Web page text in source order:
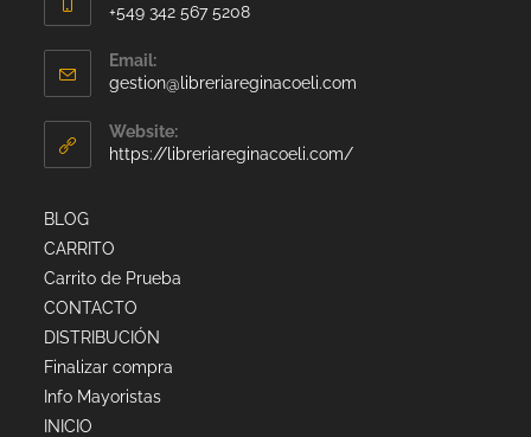
+549 342 567 5208
Email:
gestion@libreriareginacoeli.com
Website:
https://libreriareginacoeli.com/
BLOG
CARRITO
Carrito de Prueba
CONTACTO
DISTRIBUCIÓN
Finalizar compra
Info Mayoristas
INICIO